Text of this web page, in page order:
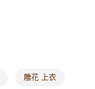
雕花 上衣